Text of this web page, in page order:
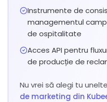
Instrumente de
managementul
de ospitalitate
Acces API pentru
de producție de
Nu vrei să alegi tu
de marketing din